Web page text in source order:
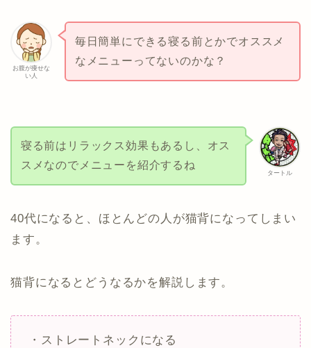
お腹が痩せな
い人
毎日簡単にできる寝る前とかでオススメ
なメニューってないのかな？
タートル
寝る前はリラックス効果もあるし、オス
スメなのでメニューを紹介するね
40代になると、ほとんどの人が猫背になってしまい
ます。
猫背になるとどうなるかを解説します。
・ストレートネックになる